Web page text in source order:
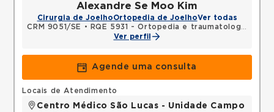
Alexandre Se Moo Kim
Cirurgia de JoelhoOrtopedia de JoelhoVer todas
CRM 9051/SE
•
RQE 5931 - Ortopedia e traumatologia
Ver perfil
Agende uma consulta
Locais de Atendimento
Centro Médico São Lucas - Unidade Campo